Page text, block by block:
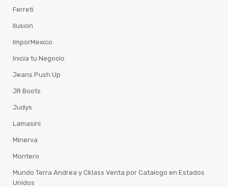
Ferreti
Ilusion
ImporMexico
Inicia tu Negocio
Jeans Push Up
JR Boots
Judys
Lamasini
Minerva
Montero
Mundo Terra Andrea y Cklass Venta por Catalogo en Estados
Unidos